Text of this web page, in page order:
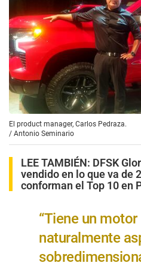
El product manager, Carlos Pedraza.
/ Antonio Seminario
LEE TAMBIÉN: DFSK
vendido en lo que va de
conforman el Top 10 en
“Tiene un
naturalmente